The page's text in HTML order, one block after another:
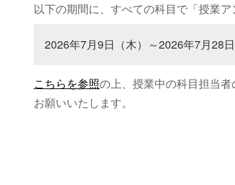
以下の期間に、すべての科目で「授業ア
2026年7月9日（木）～2026年7月28日
こちらを参照の上、授業中の科目担当
お願いいたします。